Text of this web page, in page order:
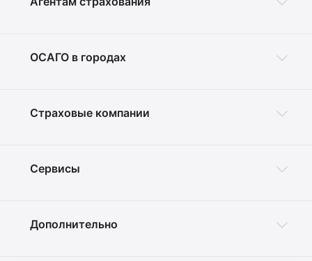
ОСАГО в городах
Страховые компании
Сервисы
Дополнительно